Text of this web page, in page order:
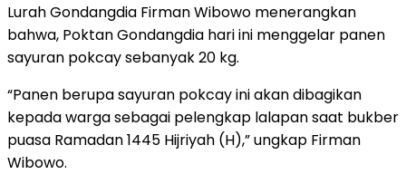
Lurah Gondangdia Firman Wibowo menerangkan
bahwa, Poktan Gondangdia hari ini menggelar panen
sayuran pokcay sebanyak 20 kg.
“Panen berupa sayuran pokcay ini akan dibagikan
kepada warga sebagai pelengkap lalapan saat bukber
puasa Ramadan 1445 Hijriyah (H),” ungkap Firman
Wibowo.